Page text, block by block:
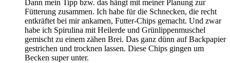
Dann mein Tipp bzw. das hängt mit meiner Planung zur
Fütterung zusammen. Ich habe für die Schnecken, die recht
entkräftet bei mir ankamen, Futter-Chips gemacht. Und zwar
habe ich Spirulina mit Heilerde und Grünlippenmuschel
gemischt zu einem zähen Brei. Das ganz dünn auf Backpapier
gestrichen und trocknen lassen. Diese Chips gingen um
Becken super unter.